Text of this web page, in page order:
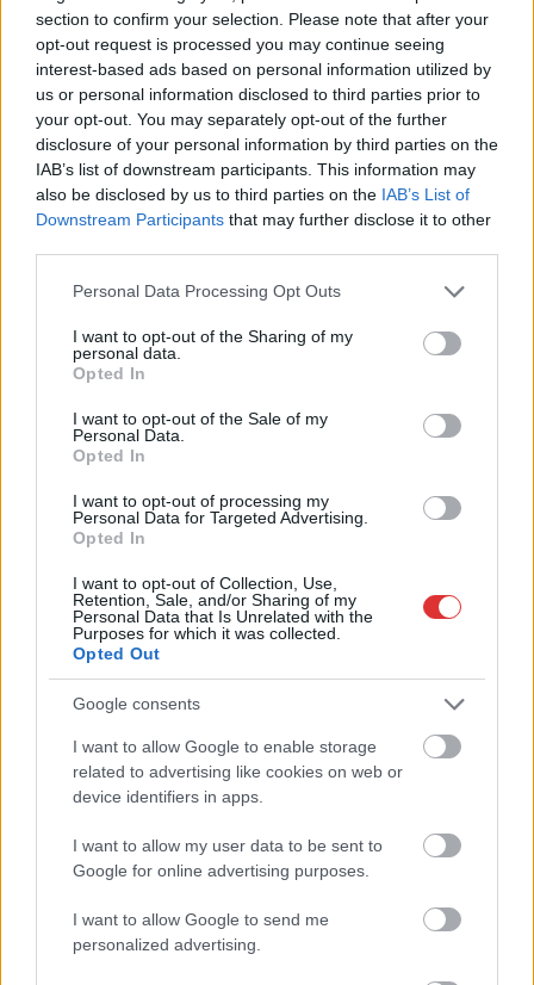
section to confirm your selection. Please note that after your
opt-out request is processed you may continue seeing
interest-based ads based on personal information utilized by
us or personal information disclosed to third parties prior to
your opt-out. You may separately opt-out of the further
disclosure of your personal information by third parties on the
IAB’s list of downstream participants. This information may
also be disclosed by us to third parties on the IAB’s List of
Downstream Participants that may further disclose it to other
Please note that this website/app uses one or more Google
not limited to your visit or usage behaviour. You may click to
grant or deny consent to Google and its third-party tags to
use your data for below specified purposes in below Google
consent section.
Personal Data Processing Opt Outs
I want to opt-out of the Sharing of my
personal data.
Opted In
I want to opt-out of the Sale of my
Personal Data.
Opted In
I want to opt-out of processing my
Personal Data for Targeted Advertising.
Opted In
I want to opt-out of Collection, Use,
Retention, Sale, and/or Sharing of my
Personal Data that Is Unrelated with the
Purposes for which it was collected.
Opted Out
Google consents
I want to allow Google to enable storage
related to advertising like cookies on web or
device identifiers in apps.
I want to allow my user data to be sent to
Google for online advertising purposes.
I want to allow Google to send me
personalized advertising.
2026.08.05. Kiss Lajos
Már Szolnokon is korlátozások léptek életbe a tartós
hatalmas hőség, a vízhiány és az áramtakarékosság
miatt
Az eddigi döntések nem befolyásolják durván a lakosság
komfortérzetét, de városunknak is reagálnia kellett a
huzamos...
2026.08.04. szol24.hu
Befejeződött a szolnoki Szentháromság-templom
felújítása
Sikeresen befejeződött Szolnok legrégebbi
műemléképületének, a belvárosi Szentháromság-
templomnak a belső rekonstrukciója. A február óta tartó
szentélyfelújítás...